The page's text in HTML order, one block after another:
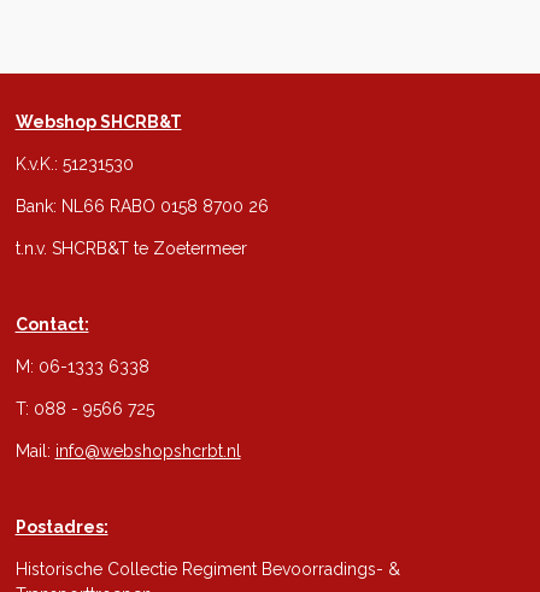
Webshop SHCRB&T
K.v.K.: 51231530
Bank: NL66 RABO 0158 8700 26
t.n.v. SHCRB&T te Zoetermeer
Contact:
M: 06-1333 6338
T: 088 - 9566 725
Mail: info@webshopshcrbt.nl
Postadres:
Historische Collectie Regiment Bevoorradings- &